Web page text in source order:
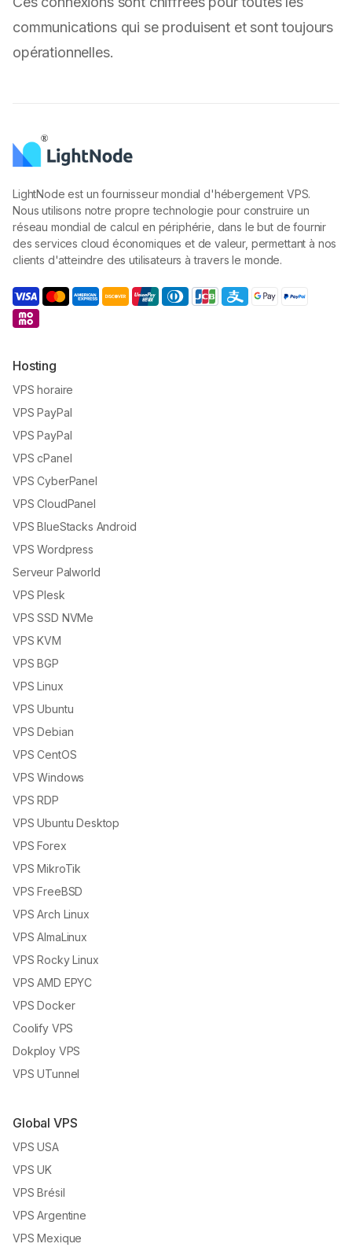
communications qui se produisent et sont toujours
opérationnelles.
LightNode est un fournisseur mondial d'hébergement VPS.
Nous utilisons notre propre technologie pour construire un
réseau mondial de calcul en périphérie, dans le but de fournir
des services cloud économiques et de valeur, permettant à nos
clients d'atteindre des utilisateurs à travers le monde.
Hosting
VPS horaire
VPS PayPal
VPS PayPal
VPS cPanel
VPS CyberPanel
VPS CloudPanel
VPS BlueStacks Android
VPS Wordpress
Serveur Palworld
VPS Plesk
VPS SSD NVMe
VPS KVM
VPS BGP
VPS Linux
VPS Ubuntu
VPS Debian
VPS CentOS
VPS Windows
VPS RDP
VPS Ubuntu Desktop
VPS Forex
VPS MikroTik
VPS FreeBSD
VPS Arch Linux
VPS AlmaLinux
VPS Rocky Linux
VPS AMD EPYC
VPS Docker
Coolify VPS
Dokploy VPS
VPS UTunnel
Global VPS
VPS USA
VPS UK
VPS Brésil
VPS Argentine
VPS Mexique